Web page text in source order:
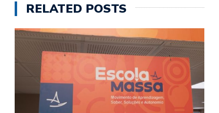
RELATED POSTS